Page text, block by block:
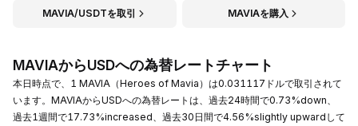
MAVIA/USDTを取引 MAVIAを購入
MAVIAからUSDへの為替レートチャート
本日時点で、1 MAVIA（Heroes of Mavia）は0.031117ドルで取引されて
います。MAVIAからUSDへの為替レートは、過去24時間で0.73%down、
過去1週間で17.73%increased、過去30日間で4.56%slightly upwardして